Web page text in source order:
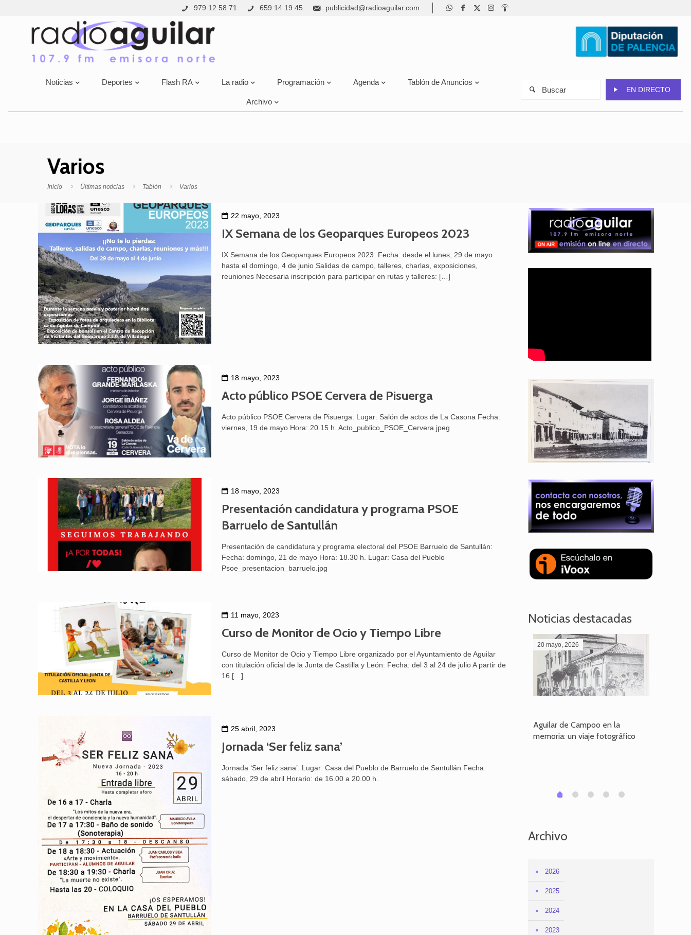
979 12 58 71 659 14 19 45 publicidad@radioaguilar.com
Noticias Deportes Flash RA La radio Programación Agenda Tablón de Anuncios
Archivo
EN DIRECTO
Varios
Inicio Últimas noticias Tablón Varios
22 mayo, 2023
IX Semana de los Geoparques Europeos 2023
IX Semana de los Geoparques Europeos 2023: Fecha: desde el lunes, 29 de mayo
hasta el domingo, 4 de junio Salidas de campo, talleres, charlas, exposiciones,
reuniones Necesaria inscripción para participar en rutas y talleres: […]
18 mayo, 2023
Acto público PSOE Cervera de Pisuerga
Acto público PSOE Cervera de Pisuerga: Lugar: Salón de actos de La Casona Fecha:
viernes, 19 de mayo Hora: 20.15 h. Acto_publico_PSOE_Cervera.jpeg
18 mayo, 2023
Presentación candidatura y programa PSOE
Barruelo de Santullán
Presentación de candidatura y programa electoral del PSOE Barruelo de Santullán:
Fecha: domingo, 21 de mayo Hora: 18.30 h. Lugar: Casa del Pueblo
Psoe_presentacion_barruelo.jpg
11 mayo, 2023
Curso de Monitor de Ocio y Tiempo Libre
Curso de Monitor de Ocio y Tiempo Libre organizado por el Ayuntamiento de Aguilar
con titulación oficial de la Junta de Castilla y León: Fecha: del 3 al 24 de julio A partir de
16 […]
25 abril, 2023
Jornada ‘Ser feliz sana’
Jornada ‘Ser feliz sana’: Lugar: Casa del Pueblo de Barruelo de Santullán Fecha:
sábado, 29 de abril Horario: de 16.00 a 20.00 h.
Noticias destacadas
20 mayo, 2026
Aguilar de Campoo en la
memoria: un viaje fotográfico
0 1 2 3 4
Archivo
2026
2025
2024
2023